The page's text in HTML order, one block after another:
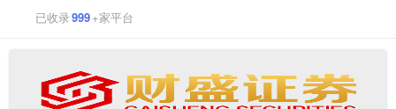
已收录999+家平台